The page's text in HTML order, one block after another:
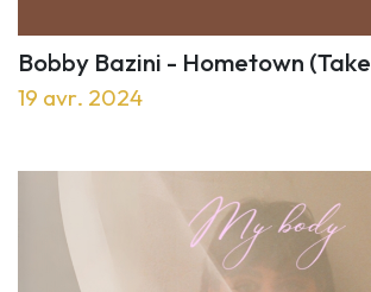
Bobby Bazini - Hometown
19 avr. 2024